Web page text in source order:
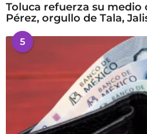
Toluca refuerza su medio
Pérez, orgullo de Tala,
5